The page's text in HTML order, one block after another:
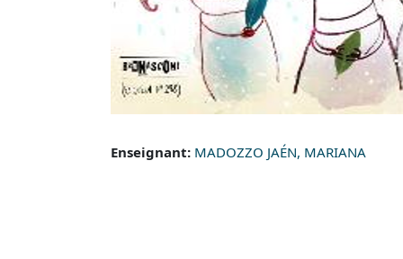
Enseignant: MADOZZO JAÉN, MARIANA